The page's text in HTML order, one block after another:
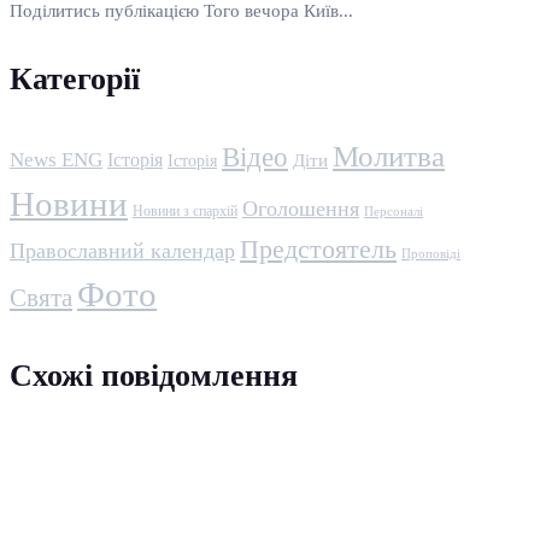
Поділитись публікацією Того вечора Київ...
Категорії
News ENG Історія Історія Відео Діти Молитва
Новини Новини з єпархій Оголошення Персоналі
Православний календар Предстоятель Проповіді
Свята Фото
Схожі повідомлення